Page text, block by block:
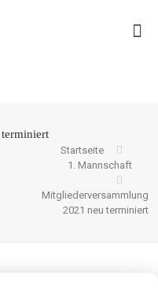
Startseite
1. Mannschaft
Mitgliederversammlung
2021 neu terminiert